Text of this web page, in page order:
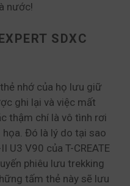
nước!
SDXC
nhớ của họ lưu giữ
ghi lại và việc mất
thậm chí là vô tình rơi
Đó là lý do tại sao
U3 V90 của T-CREATE
phiêu lưu trekking
tấm thẻ này sẽ lưu